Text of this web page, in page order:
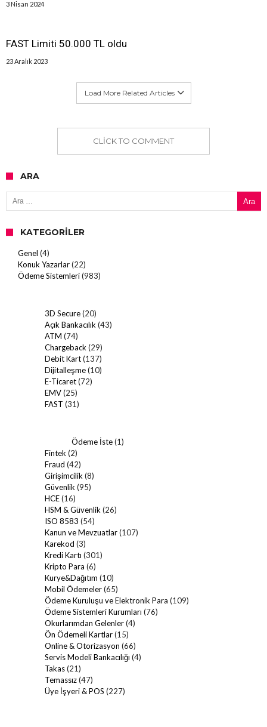
3 Nisan 2024
FAST Limiti 50.000 TL oldu
23 Aralık 2023
Load More Related Articles
CLICK TO COMMENT
ARA
Arama:
KATEGORILER
Genel (4)
Konuk Yazarlar(22)
Ödeme Sistemleri(983)
3D Secure(20)
Açık Bankacılık(43)
ATM (74)
Chargeback(29)
Debit Kart(137)
Dijitalleşme(10)
E-Ticaret(72)
EMV(25)
FAST (31)
Ödeme İste(1)
Fintek(2)
Fraud (42)
Girişimcilik(8)
Güvenlik(95)
HCE(16)
HSM & Güvenlik(26)
ISO 8583 (54)
Kanun ve Mevzuatlar(107)
Karekod (3)
Kredi Kartı (301)
Kripto Para (6)
Kurye&Dağıtım (10)
Mobil Ödemeler(65)
Ödeme Kuruluşu ve Elektronik Para (109)
Ödeme Sistemleri Kurumları (76)
Okurlarımdan Gelenler(4)
Ön Ödemeli Kartlar(15)
Online & Otorizasyon (66)
Servis Modeli Bankacılığı (4)
Takas(21)
Temassız(47)
Üye İşyeri & POS (227)